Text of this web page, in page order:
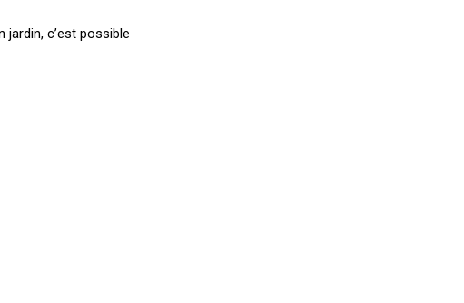
c’est possible